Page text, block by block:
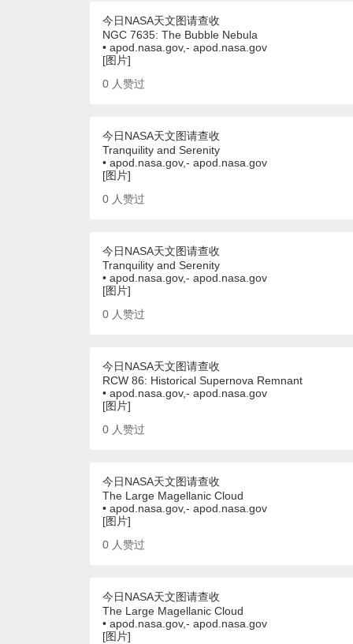
今日NASA天文图请查收
NGC 7635: The Bubble Nebula
• apod.nasa.gov,- apod.nasa.gov
[图片]
0 人赞过
今日NASA天文图请查收
Tranquility and Serenity
• apod.nasa.gov,- apod.nasa.gov
[图片]
0 人赞过
今日NASA天文图请查收
Tranquility and Serenity
• apod.nasa.gov,- apod.nasa.gov
[图片]
0 人赞过
今日NASA天文图请查收
RCW 86: Historical Supernova Remnant
• apod.nasa.gov,- apod.nasa.gov
[图片]
0 人赞过
今日NASA天文图请查收
The Large Magellanic Cloud
• apod.nasa.gov,- apod.nasa.gov
[图片]
0 人赞过
今日NASA天文图请查收
The Large Magellanic Cloud
• apod.nasa.gov,- apod.nasa.gov
[图片]